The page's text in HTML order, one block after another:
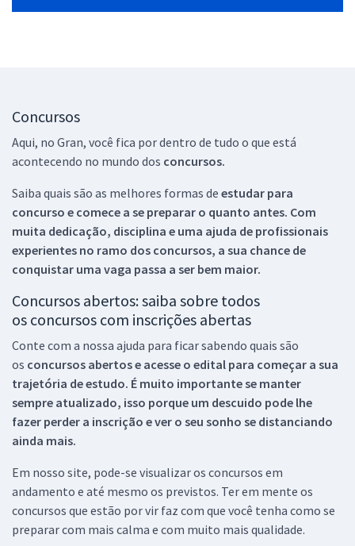
Concursos
Aqui, no Gran, você fica por dentro de tudo o que está
acontecendo no mundo dos concursos.
Saiba quais são as melhores formas de estudar para
concurso e comece a se preparar o quanto antes. Com
muita dedicação, disciplina e uma ajuda de profissionais
experientes no ramo dos concursos, a sua chance de
conquistar uma vaga passa a ser bem maior.
Concursos abertos: saiba sobre todos
os concursos com inscrições abertas
Conte com a nossa ajuda para ficar sabendo quais são
os concursos abertos e acesse o edital para começar a sua
trajetória de estudo. É muito importante se manter
sempre atualizado, isso porque um descuido pode lhe
fazer perder a inscrição e ver o seu sonho se distanciando
ainda mais.
Em nosso site, pode-se visualizar os concursos em
andamento e até mesmo os previstos. Ter em mente os
concursos que estão por vir faz com que você tenha como se
preparar com mais calma e com muito mais qualidade.